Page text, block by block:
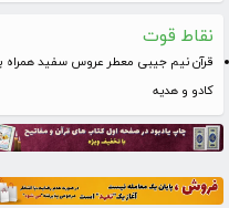
نقاط قوت
قرآن نیم جیبی معطر عروس سفید همراه
کادو و هدیه